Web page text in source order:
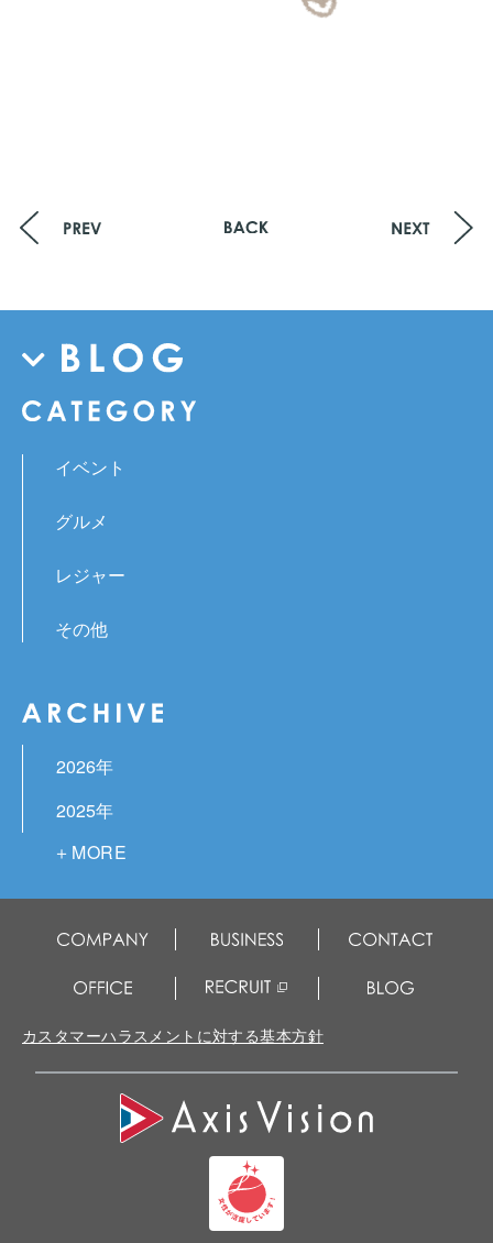
イベント
グルメ
レジャー
その他
2026年
2025年
2024年
2023年
2022年
2021年
2020年
2019年
カスタマーハラスメントに対する基本方針